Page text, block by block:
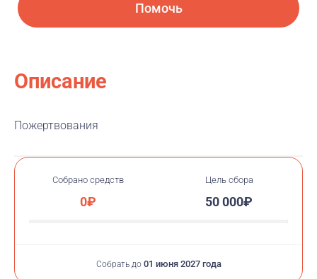
Помочь
Описание
Пожертвования
Собрано средств
0₽
Цель сбора
50 000₽
Собрать до 01 июня 2027 года